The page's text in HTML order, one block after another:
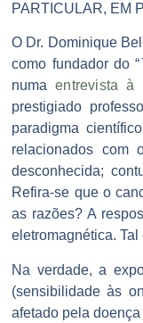
PARTICULAR, EM
O Dr. Dominique
como fundador do “
numaentrevista à
prestigiado
paradigma
relacionados com
desconhecida;
Refira-se que o
as razões? A
eletromagnética.
Na verdade,a
(sensibilidade às
afetado pela